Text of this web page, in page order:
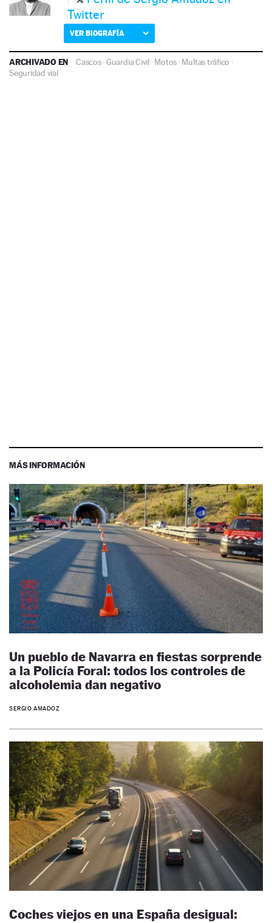
Twitter
VER BIOGRAFÍA
ARCHIVADO EN Cascos·Guardia Civil·Motos ·Multas tráfico ·
Seguridad vial
MÁS INFORMACIÓN
Un pueblo de Navarra en fiestas sorprende
a la Policía Foral: todos los controles de
alcoholemia dan negativo
SERGIO AMADOZ
Coches viejos en una España desigual: